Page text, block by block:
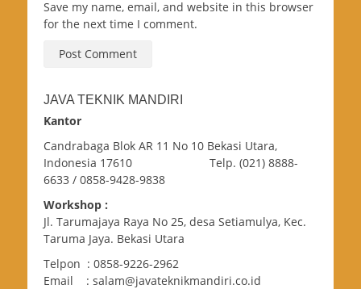
Save my name, email, and website in this browser
for the next time I comment.
JAVA TEKNIK MANDIRI
Kantor
Candrabaga Blok AR 11 No 10 Bekasi Utara,
Indonesia 17610 Telp. (021) 8888-
6633 / 0858-9428-9838
Workshop :
Jl. Tarumajaya Raya No 25, desa Setiamulya, Kec.
Taruma Jaya. Bekasi Utara
Telpon : 0858-9226-2962
Email : salam@javateknikmandiri.co.id